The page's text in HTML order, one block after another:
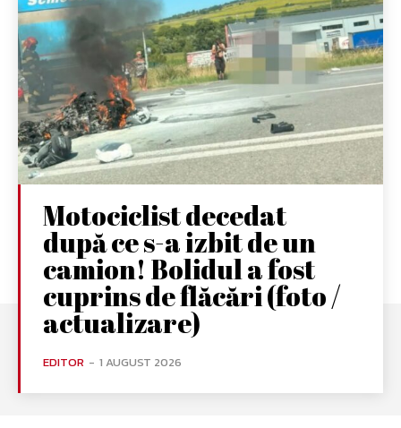
Motociclist decedat
după ce s-a izbit de un
camion! Bolidul a fost
cuprins de flăcări (foto /
actualizare)
EDITOR - 1 AUGUST 2026